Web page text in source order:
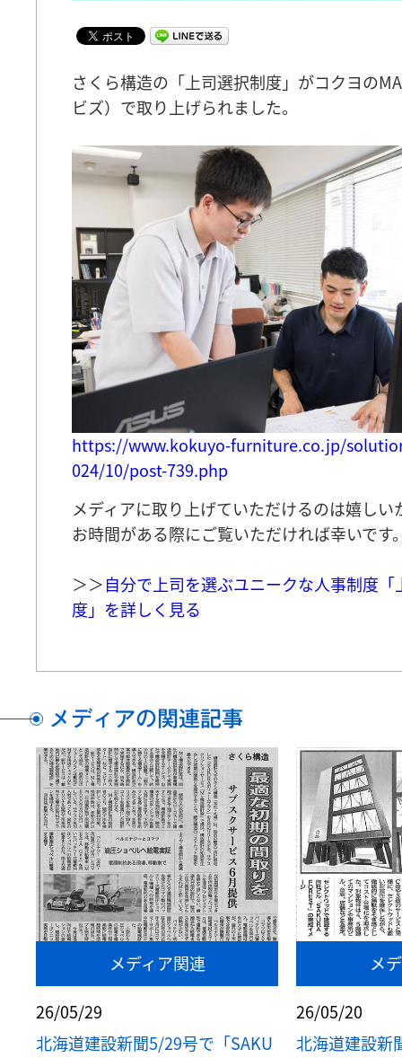
さくら構造の「上司選択制度」がコクヨの
ビズ）で取り上げられました。
https://www.kokuyo-furniture.co.jp/
024/10/post-739.php
メディアに取り上げていただけるのは嬉しい
お時間がある際にご覧いただければ幸いです
＞＞自分で上司を選ぶユニークな人事制度「
度」を詳しく見る
メディアの関連記事
メディア関連
26/05/29
北海道建設新聞5/29号で「SAKU
メ
26/05/20
北海道建設新